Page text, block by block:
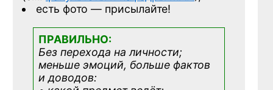
есть фото — присылайте!
ПРАВИЛЬНО:
Без перехода на личности;
меньше эмоций, больше фактов
и доводов: